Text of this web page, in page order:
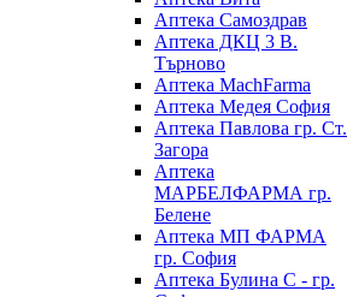
Аптека Самоздрав
Аптека ДКЦ 3 В.
Търново
Аптека MachFarma
Аптека Медея София
Аптека Павлова гр. Ст.
Загора
Аптека
МАРБЕЛФАРМА гр.
Белене
Аптека МП ФАРМА
гр. София
Аптека Булина С - гр.